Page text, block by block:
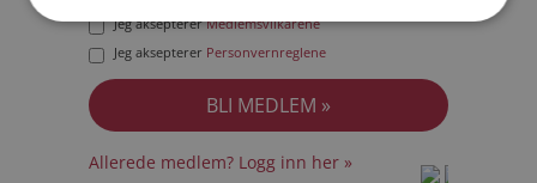
Jeg akseptererMedlemsvilkårene
Jeg aksepterer Personvernreglene
Allerede medlem? Logg inn her »